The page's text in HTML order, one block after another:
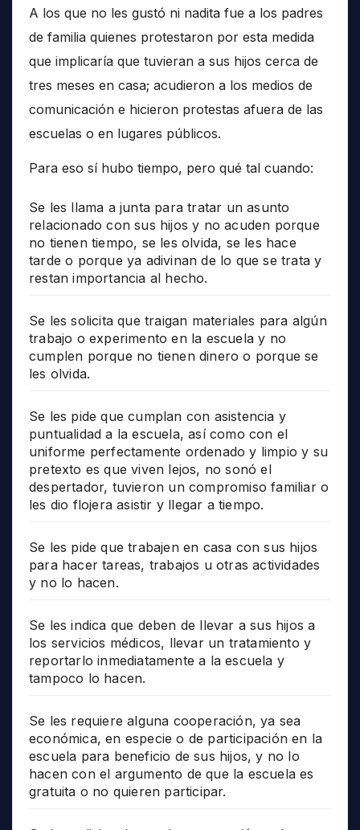
A los que no les gustó ni nadita fue a los padres
de familia quienes protestaron por esta medida
que implicaría que tuvieran a sus hijos cerca de
tres meses en casa; acudieron a los medios de
comunicación e hicieron protestas afuera de las
escuelas o en lugares públicos.
Para eso sí hubo tiempo, pero qué tal cuando:
Se les llama a junta para tratar un asunto
relacionado con sus hijos y no acuden porque
no tienen tiempo, se les olvida, se les hace
tarde o porque ya adivinan de lo que se trata y
restan importancia al hecho.
Se les solicita que traigan materiales para algún
trabajo o experimento en la escuela y no
cumplen porque no tienen dinero o porque se
les olvida.
Se les pide que cumplan con asistencia y
puntualidad a la escuela, así como con el
uniforme perfectamente ordenado y limpio y su
pretexto es que viven lejos, no sonó el
despertador, tuvieron un compromiso familiar o
les dio flojera asistir y llegar a tiempo.
Se les pide que trabajen en casa con sus hijos
para hacer tareas, trabajos u otras actividades
y no lo hacen.
Se les indica que deben de llevar a sus hijos a
los servicios médicos, llevar un tratamiento y
reportarlo inmediatamente a la escuela y
tampoco lo hacen.
Se les requiere alguna cooperación, ya sea
económica, en especie o de participación en la
escuela para beneficio de sus hijos, y no lo
hacen con el argumento de que la escuela es
gratuita o no quieren participar.